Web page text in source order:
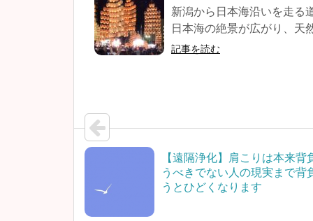
新潟から日本海沿いを走る
日本海の絶景が広がり、天
記事を読む
【遠隔浄化】肩こりは本来背
うべきでない人の現実まで背
うとひどくなります